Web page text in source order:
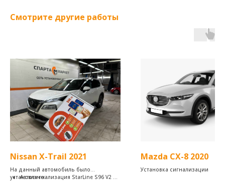
Смотрите другие работы
Nissan X-Trail 2021
На данный автомобиль было
установлено:
Автосигнализация StarLine S96 V2 BT
Mazda CX-8 2020
Установка сигнализации